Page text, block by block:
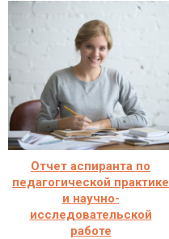
Отчет аспиранта по
педагогической практике
и научно-
исследовательской
работе